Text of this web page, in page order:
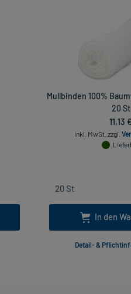
Mullbinden 100%
20 St
11,13 €
inkl. MwSt. zzgl.
In den
Detail- &